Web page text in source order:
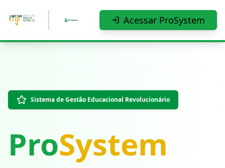
Pular para o conteúdo principal
Acessar ProSystem
Sistema de Gestão Educacional Revolucionário
ProSystem